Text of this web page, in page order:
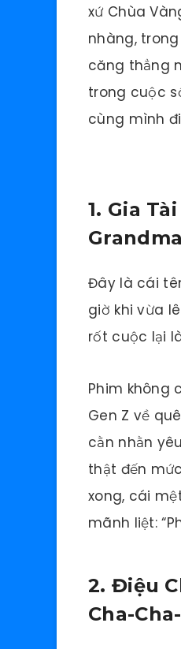
xứ Chùa
nhàng,
căng thẳng
trong cuộc
cùng mình
1. Gia
Đây là cái
giờ khi vừa
rốt cuộc lại
Phim không
Gen Z về
cằn nhằn
thật đến
xong, cái
mãnh liệt:
2. Điệu
Cha-